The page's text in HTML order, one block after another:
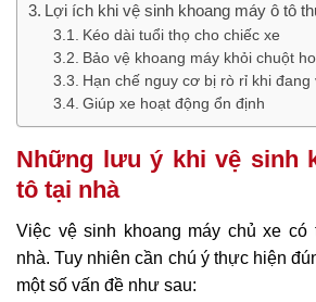
Lợi ích khi vệ sinh khoang máy ô tô
Kéo dài tuổi thọ cho chiếc xe
Bảo vệ khoang máy khỏi chuột
Hạn chế nguy cơ bị rò rỉ khi đang
Giúp xe hoạt động ổn định
Những lưu ý khi vệ sinh
tô tại nhà
Việc vệ sinh khoang máy chủ xe
nhà. Tuy nhiên cần chú ý thực hiện
một số vấn đề như sau: